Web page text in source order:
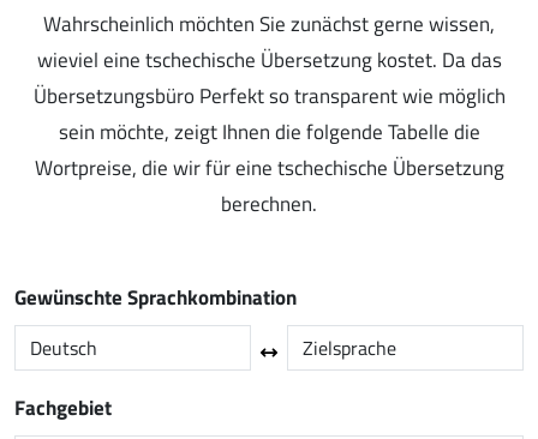
Wahrscheinlich möchten Sie zunächst gerne wissen,
wieviel eine tschechische Übersetzung kostet. Da das
Übersetzungsbüro Perfekt so transparent wie möglich
sein möchte, zeigt Ihnen die folgende Tabelle die
Wortpreise, die wir für eine tschechische Übersetzung
berechnen.
Gewünschte Sprachkombination
Fachgebiet